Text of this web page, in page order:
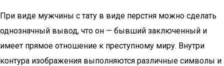
При виде мужчины с тату в виде перстня можно сделать
однозначный вывод, что он — бывший заключенный и
имеет прямое отношение к преступному миру. Внутри
контура изображения выполняются различные символы и